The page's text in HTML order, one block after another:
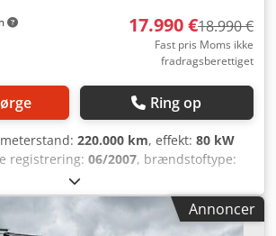
17.990 €18.990 €
Fast pris Moms ikke
fradragsberettiget
Ring op
220.000 km, effekt: 80 kW
registrering: 06/2007, brændstoftype:
3.500 kg, farve:
Euro 4, antal sæder:2, samlet
, længde af lastrum:2.500 mm, Udstyr:
Annoncer